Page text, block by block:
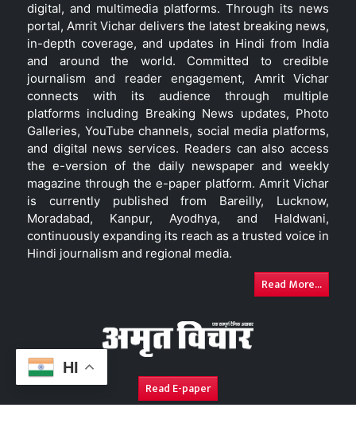
HI
digital, and multimedia platforms. Through its news
portal, Amrit Vichar delivers the latest breaking news,
in-depth coverage, and updates in Hindi from India
and around the world. Committed to credible
journalism and reader engagement, Amrit Vichar
connects with its audience through multiple
platforms including Breaking News updates, Photo
Galleries, YouTube channels, social media platforms,
and digital news services. Readers can also access
the e-version of the daily newspaper and weekly
magazine through the e-paper platform. Amrit Vichar
is currently published from Bareilly, Lucknow,
Moradabad, Kanpur, Ayodhya, and Haldwani,
continuously expanding its reach as a trusted voice in
Hindi journalism and regional media.
Read More...
Read E-paper